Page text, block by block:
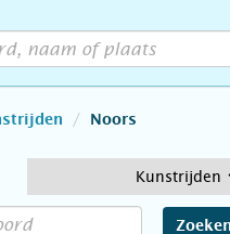
Noors
Kunstrijden
Zoeken